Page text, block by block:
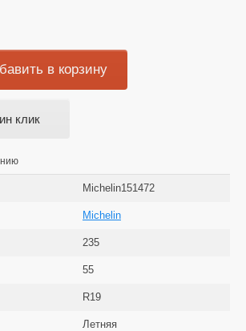
в корзину
клик
Michelin151472
Michelin
235
55
R19
Летняя